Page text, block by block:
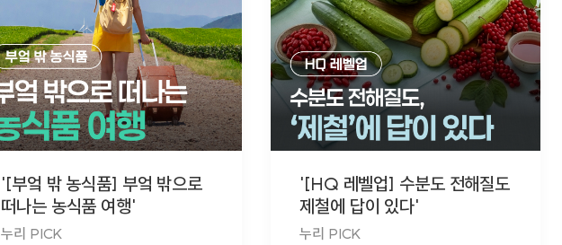
'[부엌 밖 농식품] 부엌 밖으로
떠나는 농식품 여행'
누리 PICK
'[HQ 레벨업] 수분도 전해질도
제철에 답이 있다'
누리 PICK